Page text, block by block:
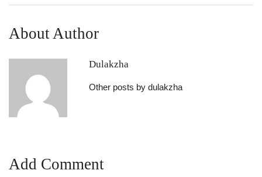
About Author
Dulakzha
Other posts by dulakzha
Add Comment